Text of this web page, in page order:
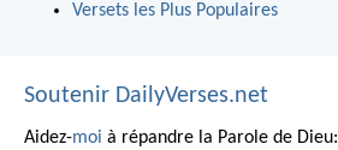
Versets les Plus Populaires
Soutenir DailyVerses.net
Aidez-moi à répandre la Parole de Dieu: